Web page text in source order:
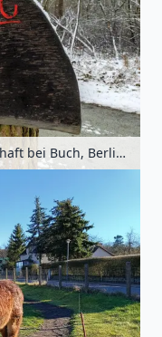
Wegweiser in der Rieselfeldlandschaft bei Buch, Berlin, Deutschland